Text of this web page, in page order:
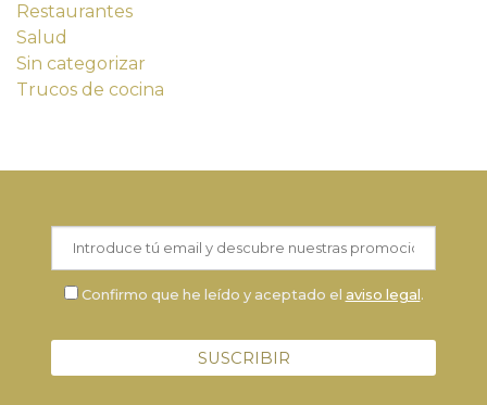
Restaurantes
Salud
Sin categorizar
Trucos de cocina
Confirmo que he leído y aceptado el aviso legal.